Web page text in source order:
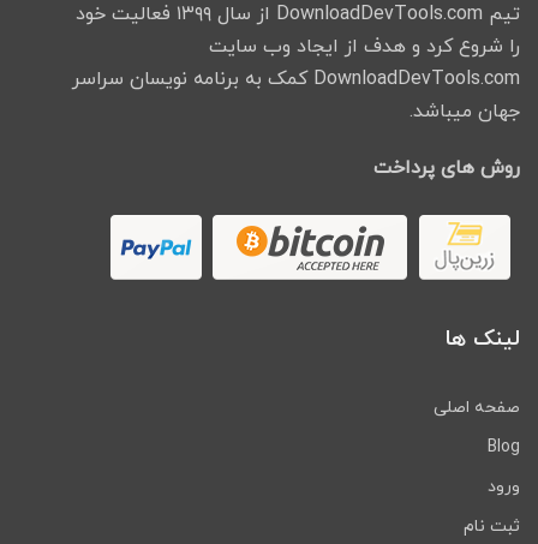
تیم DownloadDevTools.com از سال ۱۳۹۹ فعالیت خود
را شروع کرد و هدف از ایجاد وب سایت
DownloadDevTools.com کمک به برنامه نویسان سراسر
جهان میباشد.
روش های پرداخت
لینک ها
صفحه اصلی
Blog
ورود
ثبت نام